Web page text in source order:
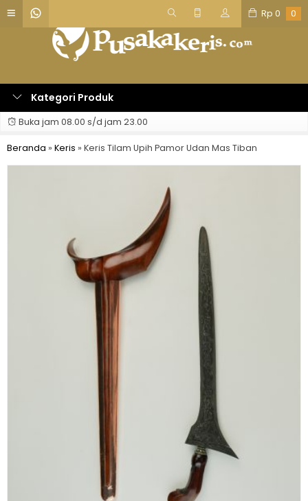
Rp 0 0
Kategori Produk
Buka jam 08.00 s/d jam 23.00
Beranda » Keris » Keris Tilam Upih Pamor Udan Mas Tiban